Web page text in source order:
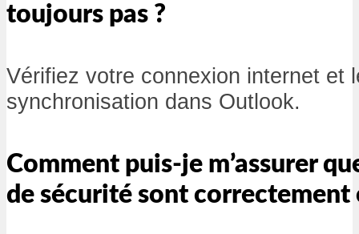
toujours pas ?
Vérifiez votre connexion internet et
synchronisation dans Outlook.
Comment puis-je m’assurer
de sécurité sont correctement